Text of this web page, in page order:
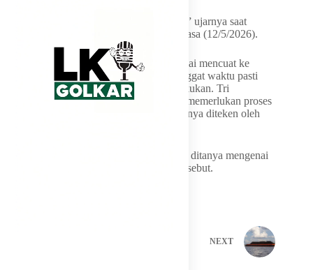
“Masih dalam proses, masih dalam proses,” ujarnya saat
ditemui di Kantor BP BUMN, Jakarta, Selasa (12/5/2026).
Meskipun rencana skema migas sudah mulai mencuat ke
publik, pemerintah belum memberikan tenggat waktu pasti
kapan regulasi tersebut akan resmi diberlakukan. Tri
menekankan bahwa setiap kebijakan baru memerlukan proses
evaluasi yang komprehensif sebelum akhirnya diteken oleh
“Ya kan masih dalam proses,” kata Tri saat ditanya mengenai
target kapan diresmikannya aturan baru tersebut.
NEXT